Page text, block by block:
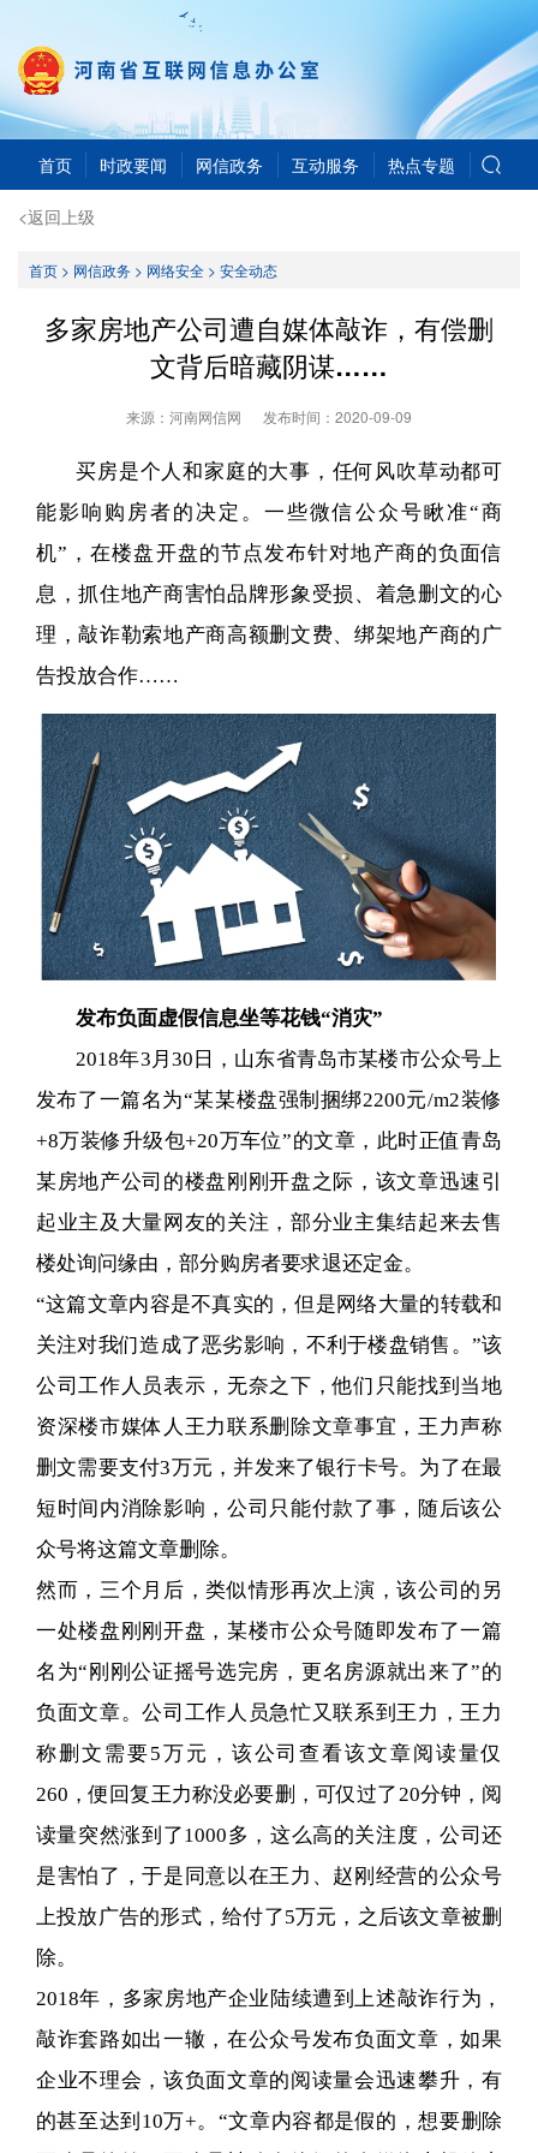
首页 时政要闻 网信政务 互动服务 热点专题
<返回上级
首页> 网信政务> 网络安全> 安全动态
多家房地产公司遭自媒体敲诈，有偿删
文背后暗藏阴谋……
来源：河南网信网 发布时间： 2020-09-09
买房是个人和家庭的大事，任何风吹草动都可
能影响购房者的决定。一些微信公众号瞅准“商
机”，在楼盘开盘的节点发布针对地产商的负面信
息，抓住地产商害怕品牌形象受损、着急删文的心
理，敲诈勒索地产商高额删文费、绑架地产商的广
告投放合作……
发布负面虚假信息坐等花钱“消灾”
2018年3月30日，山东省青岛市某楼市公众号上
发布了一篇名为“某某楼盘强制捆绑2200元/m2装修
+8万装修升级包+20万车位”的文章，此时正值青岛
某房地产公司的楼盘刚刚开盘之际，该文章迅速引
起业主及大量网友的关注，部分业主集结起来去售
楼处询问缘由，部分购房者要求退还定金。
“这篇文章内容是不真实的，但是网络大量的转载和
关注对我们造成了恶劣影响，不利于楼盘销售。”该
公司工作人员表示，无奈之下，他们只能找到当地
资深楼市媒体人王力联系删除文章事宜，王力声称
删文需要支付3万元，并发来了银行卡号。为了在最
短时间内消除影响，公司只能付款了事，随后该公
众号将这篇文章删除。
然而，三个月后，类似情形再次上演，该公司的另
一处楼盘刚刚开盘，某楼市公众号随即发布了一篇
名为“刚刚公证摇号选完房，更名房源就出来了”的
负面文章。公司工作人员急忙又联系到王力，王力
称删文需要5万元，该公司查看该文章阅读量仅
260，便回复王力称没必要删，可仅过了20分钟，阅
读量突然涨到了1000多，这么高的关注度，公司还
是害怕了，于是同意以在王力、赵刚经营的公众号
上投放广告的形式，给付了5万元，之后该文章被删
除。
2018年，多家房地产企业陆续遭到上述敲诈行为，
敲诈套路如出一辙，在公众号发布负面文章，如果
企业不理会，该负面文章的阅读量会迅速攀升，有
的甚至达到10万+。“文章内容都是假的，想要删除